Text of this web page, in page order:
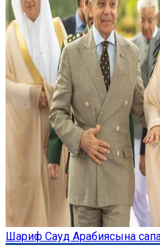
Шариф Сауд Арабиясына